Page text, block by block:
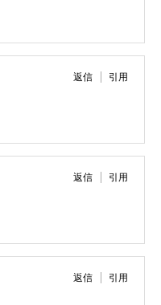
返信 引用
返信 引用
返信 引用